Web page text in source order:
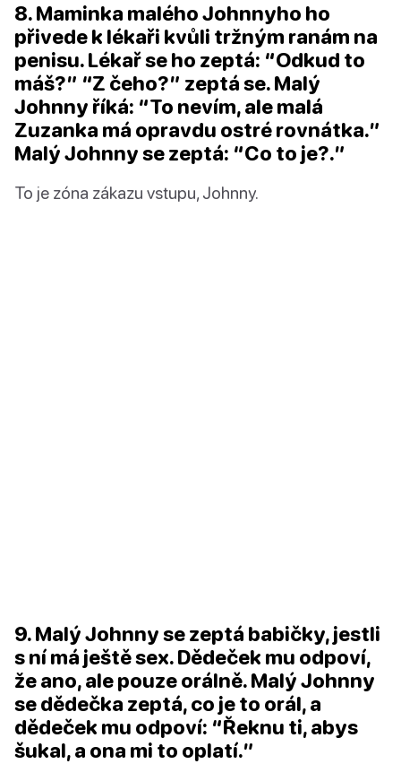
8. Maminka malého Johnnyho ho
přivede k lékaři kvůli tržným ranám na
penisu. Lékař se ho zeptá: “Odkud to
máš?” “Z čeho?” zeptá se. Malý
Johnny říká: “To nevím, ale malá
Zuzanka má opravdu ostré rovnátka.”
Malý Johnny se zeptá: “Co to je?.”
To je zóna zákazu vstupu, Johnny.
9. Malý Johnny se zeptá babičky, jestli
s ní má ještě sex. Dědeček mu odpoví,
že ano, ale pouze orálně. Malý Johnny
se dědečka zeptá, co je to orál, a
dědeček mu odpoví: “Řeknu ti, abys
šukal, a ona mi to oplatí.”